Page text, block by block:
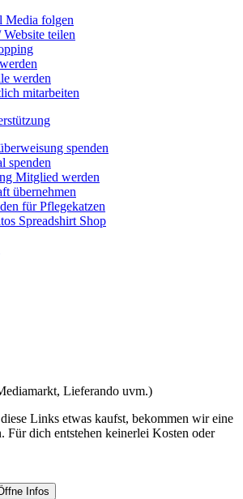
Media folgen
teilen
werden
mitarbeiten
spenden
spenden
Mitglied werden
übernehmen
für Pflegekatzen
Spreadshirt Shop
Lieferando uvm.)
Links etwas kaufst, bekommen wir eine
Für dich entstehen keinerlei Kosten oder
Infos